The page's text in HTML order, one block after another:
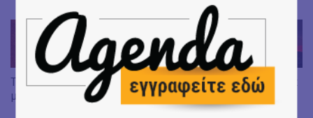
Το κορίτσι της σιωπής κι η
μυστική καρδιά της πόλης
Τριγυρνώντας – μέρος τρίτο:
Στη χώρα του αιωνίως
ανατέλλοντος ηλίου